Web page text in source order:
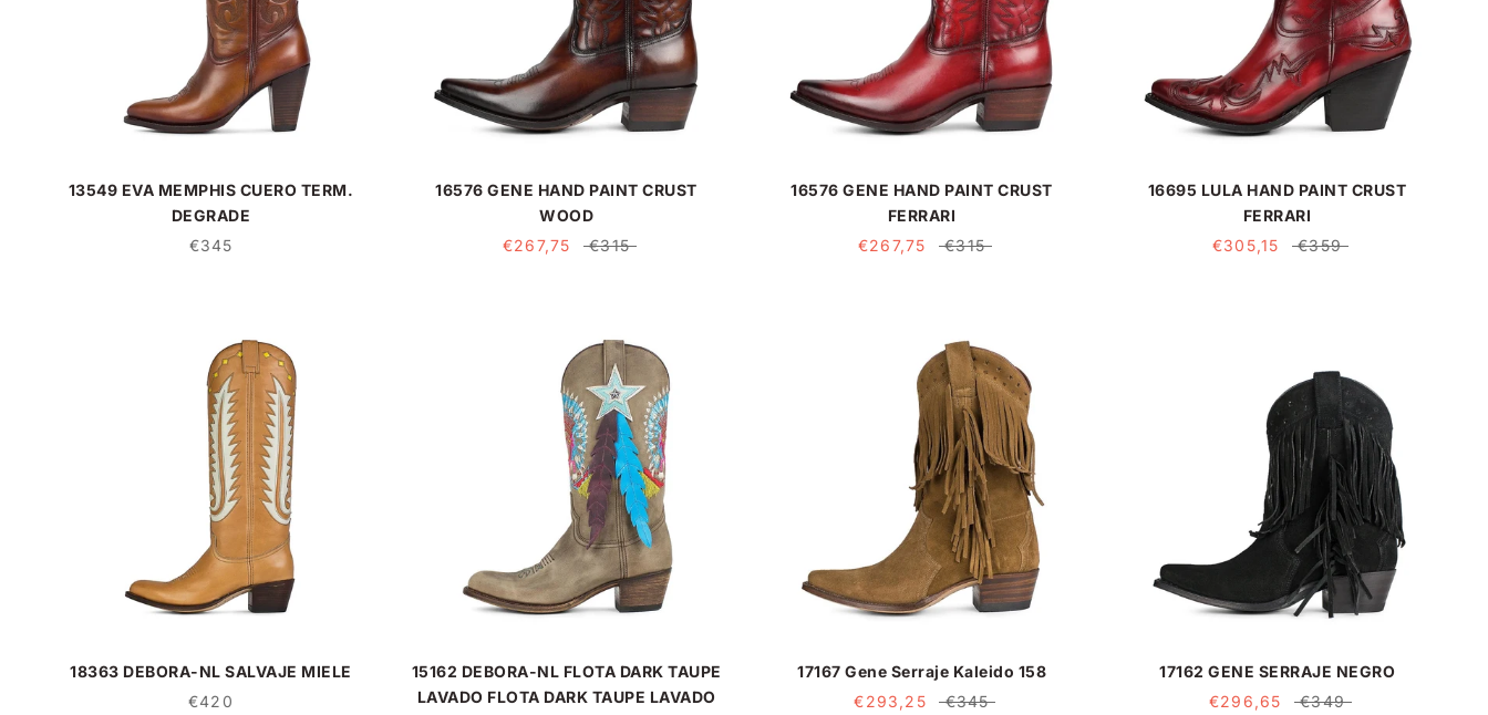
13549 EVA MEMPHIS CUERO TERM.
DEGRADE
€345
16576 GENE HAND PAINT CRUST
WOOD
€267,75
€315
16576 GENE HAND PAINT CRUST
FERRARI
€267,75
€315
16695 LULA HAND PAINT CRUST
FERRARI
€305,15
€359
18363 DEBORA-NL SALVAJE MIELE
€420
15162 DEBORA-NL FLOTA DARK TAUPE
LAVADO FLOTA DARK TAUPE LAVADO
17167 Gene Serraje Kaleido 158
€293,25
€345
17162 GENE SERRAJE NEGRO
€296,65
€349